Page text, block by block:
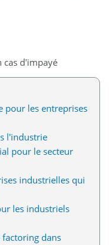
cas d'impayé
pour les entreprises
l'industrie
pour le secteur
industrielles qui
les industriels
dans